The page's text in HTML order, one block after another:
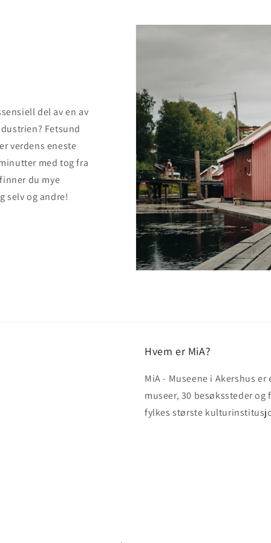
del av en av
Fetsund
verdens eneste
med tog fra
du mye
selv og andre!
Hvem er MiA?
MiA - Museene i Akershus
museer, 30 besøkssteder
fylkes største